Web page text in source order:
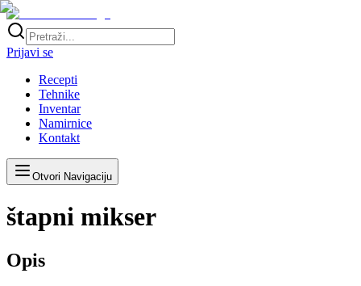
Prijavi se
Recepti
Tehnike
Inventar
Namirnice
Kontakt
Otvori Navigaciju
štapni mikser
Opis